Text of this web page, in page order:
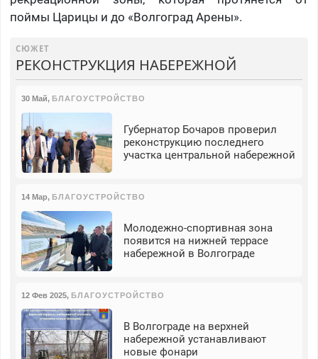
поймы Царицы и до «Волгоград Арены».
СЮЖЕТ
РЕКОНСТРУКЦИЯ НАБЕРЕЖНОЙ
30 Май, БЛАГОУСТРОЙСТВО
Губернатор Бочаров проверил
реконструкцию последнего
участка центральной набережной
14 Мар, БЛАГОУСТРОЙСТВО
Молодежно-спортивная зона
появится на нижней террасе
набережной в Волгограде
12 Фев 2025, БЛАГОУСТРОЙСТВО
В Волгограде на верхней
набережной устанавливают
новые фонари